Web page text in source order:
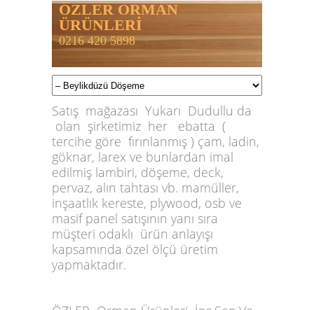
ÖZLER ORMAN
ÜRÜNLERİ
0216 420 5898
Satış mağazası Yukarı Dudullu da
olan şirketimiz her ebatta (
tercihe göre fırınlanmış ) çam, ladin,
göknar, larex ve bunlardan imal
edilmiş lambiri, döşeme, deck,
pervaz, alın tahtası vb. mamüller,
inşaatlık kereste, plywood, osb ve
masif panel satışının yanı sıra
müşteri odaklı ürün anlayışı
kapsamında özel ölçü üretim
yapmaktadır.